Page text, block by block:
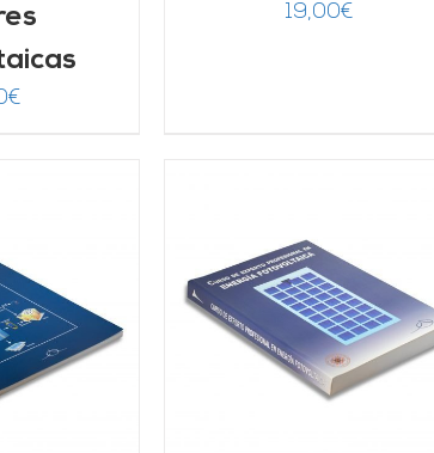
€
19,00€
CARRITO AÑADIR AL CARRITO
/
DETALLES